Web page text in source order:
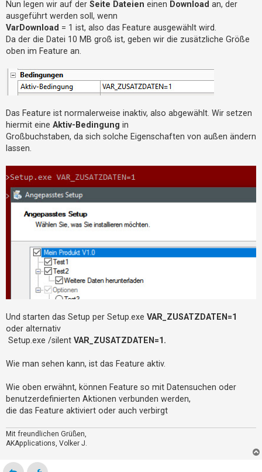
Nun legen wir auf der Seite Dateien einen Download an, der
ausgeführt werden soll, wenn
VarDownload = 1 ist, also das Feature ausgewählt wird.
Da der die Datei 10 MB groß ist, geben wir die zusätzliche Größe
oben im Feature an.
Das Feature ist normalerweise inaktiv, also abgewählt. Wir setzen
hiermit eine Aktiv-Bedingung in
Großbuchstaben, da sich solche Eigenschaften von außen ändern
lassen.
Und starten das Setup per Setup.exe VAR_ZUSATZDATEN=1
oder alternativ
Setup.exe /silent VAR_ZUSATZDATEN=1.
Wie man sehen kann, ist das Feature aktiv.
Wie oben erwähnt, können Feature so mit Datensuchen oder
benutzerdefinierten Aktionen verbunden werden,
die das Feature aktiviert oder auch verbirgt
Mit freundlichen Grüßen,
AKApplications, Volker J.